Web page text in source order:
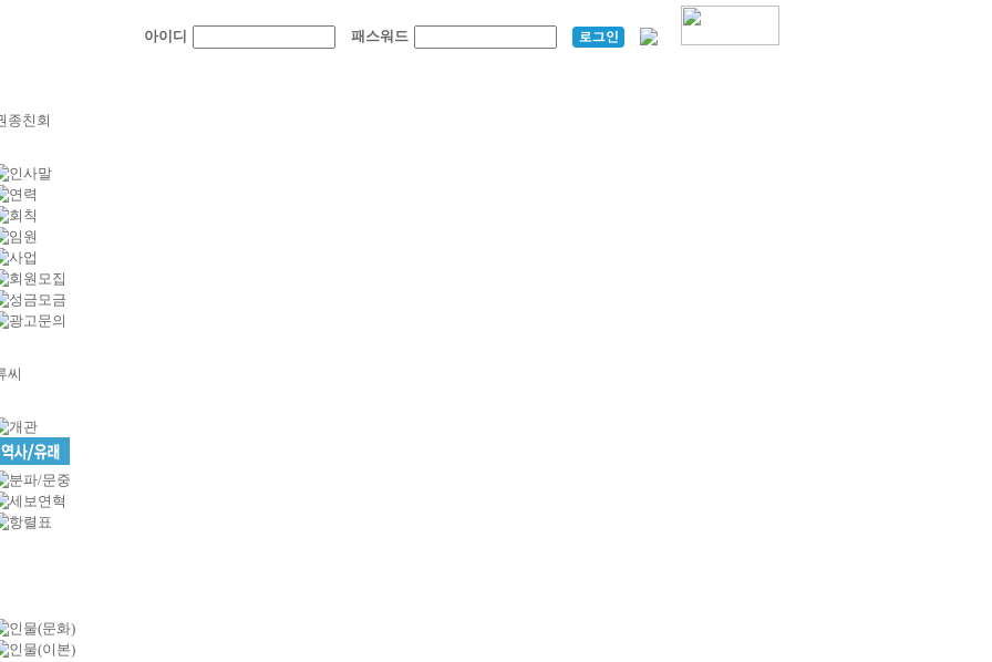
아이디 패스워드